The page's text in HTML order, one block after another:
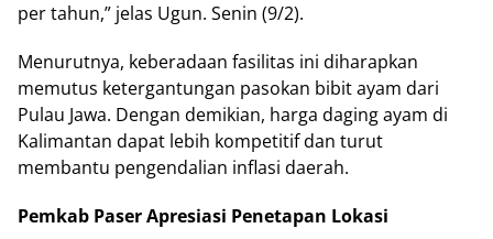
per tahun,” jelas Ugun. Senin (9/2).
Menurutnya, keberadaan fasilitas ini diharapkan
memutus ketergantungan pasokan bibit ayam dari
Pulau Jawa. Dengan demikian, harga daging ayam di
Kalimantan dapat lebih kompetitif dan turut
membantu pengendalian inflasi daerah.
Pemkab Paser Apresiasi Penetapan Lokasi